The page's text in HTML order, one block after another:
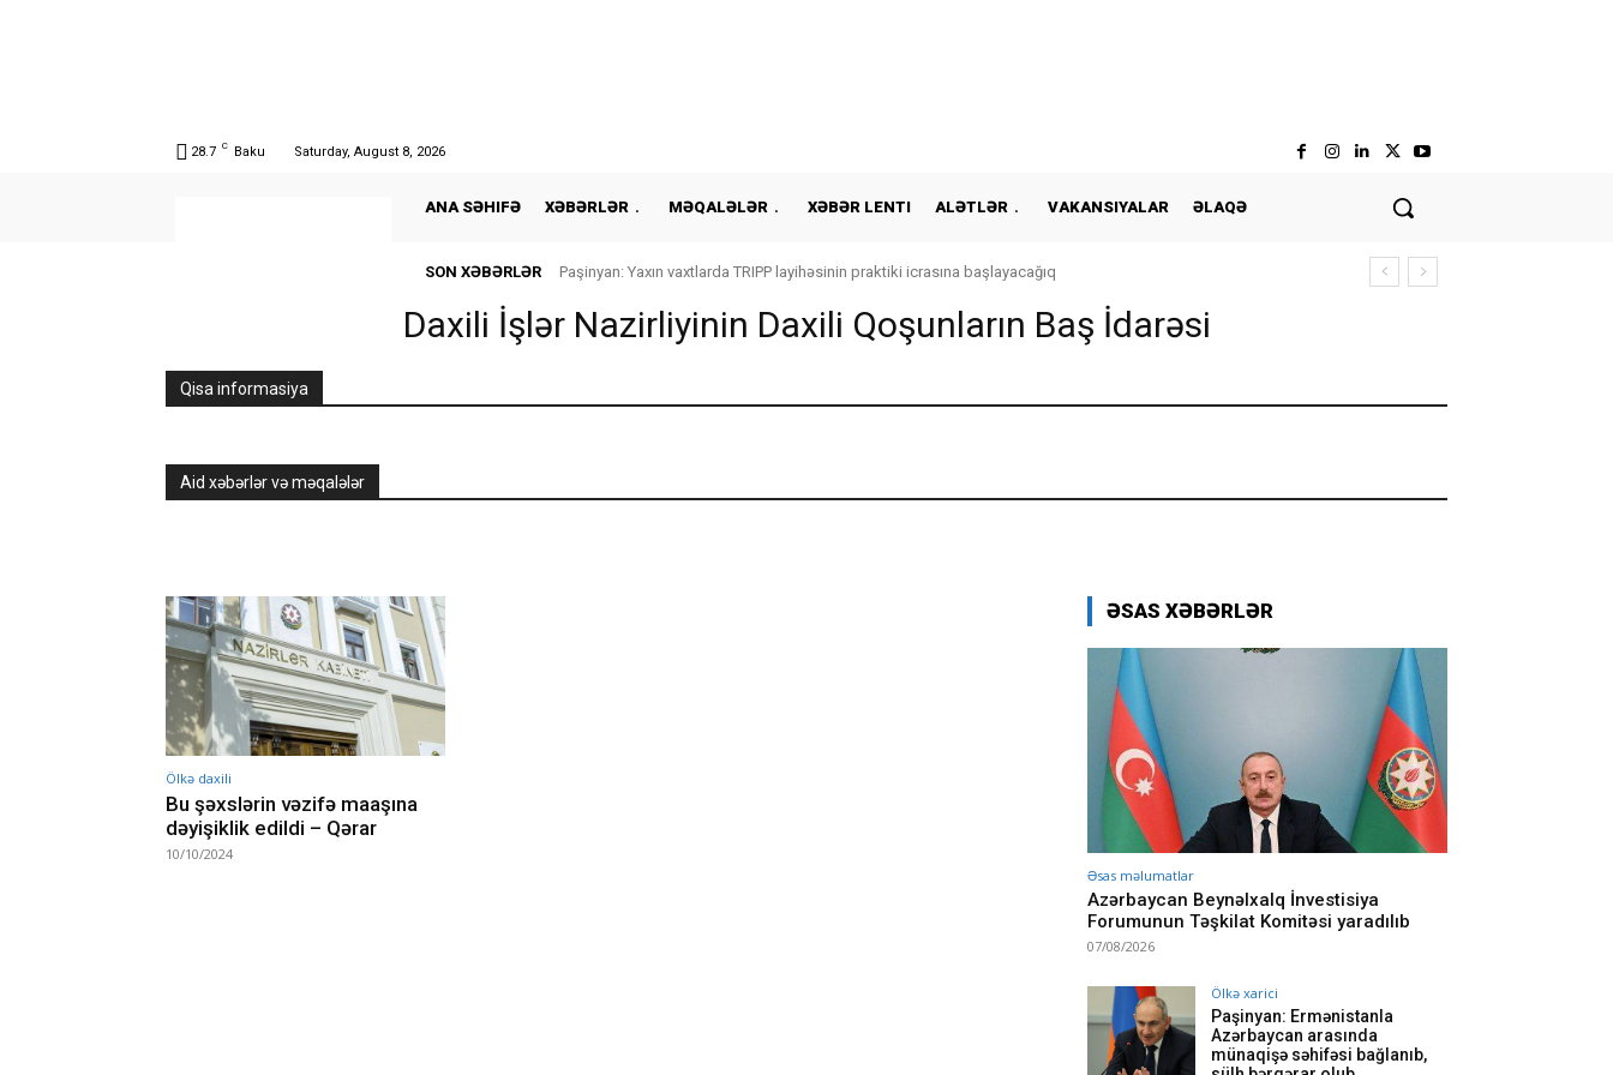
28.7 C Baku Saturday, August 8, 2026
ANA SƏHIFƏ XƏBƏRLƏR MƏQALƏLƏR XƏBƏR LENTI ALƏTLƏR VAKANSIYALAR ƏLAQƏ
SON XƏBƏRLƏR Paşinyan: Yaxın vaxtlarda TRIPP layihəsinin praktiki icrasına başlayacağıq
Daxili İşlər Nazirliyinin Daxili Qoşunların Baş İdarəsi
Qisa informasiya
Aid xəbərlər və məqalələr
Ölkə daxili
Bu şəxslərin vəzifə maaşına
dəyişiklik edildi – Qərar
10/10/2024
ƏSAS XƏBƏRLƏR
Əsas məlumatlar
Azərbaycan Beynəlxalq İnvestisiya
Forumunun Təşkilat Komitəsi yaradılıb
07/08/2026
Ölkə xarici
Paşinyan: Ermənistanla
Azərbaycan arasında
münaqişə səhifəsi bağlanıb,